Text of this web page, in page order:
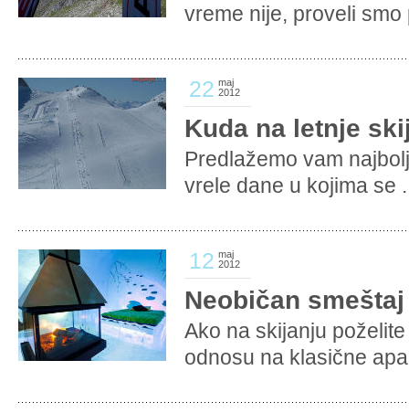
vreme nije, proveli smo
22 maj
2012
Kuda na letnje
Predlažemo vam
vrele dane u kojima se
12 maj
2012
Neobičan
Ako na skijanju
odnosu na klasične